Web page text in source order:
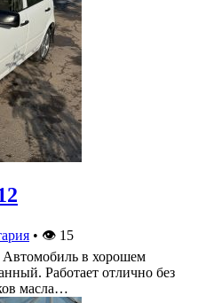
• 👁 15
Автомобиль в хорошем
Работает отлично без
масла…